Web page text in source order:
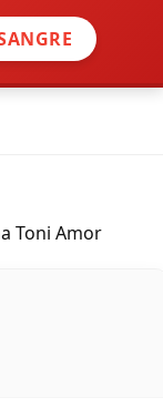
Toni Amor